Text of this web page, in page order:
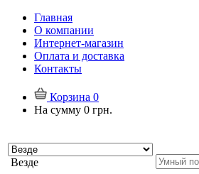
Главная
О компании
Интернет-магазин
Оплата и доставка
Контакты
Корзина 0
На сумму 0 грн.
Везде